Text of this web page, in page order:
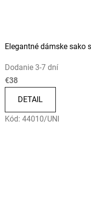
Elegantné dámske sako
Dodanie 3-7 dní
€38
DETAIL
Kód: 44010/UNI